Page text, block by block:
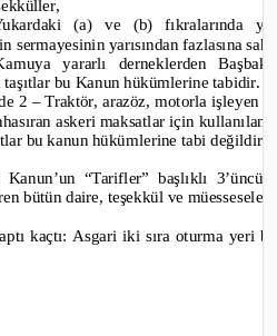
(a) ve (b) fıkralarında
sermayesinin yarısından fazlasına
yararlı derneklerden
taşıtlar bu Kanun hükümlerine tabidir.
2 – Traktör, arazöz, motorla işleyen
askeri maksatlar için
bu kanun hükümlerine tabi değildir.
Kanun’un “Tarifler” başlıklı 3’üncü
bütün daire, teşekkül ve
kaçtı: Asgari iki sıra oturma yeri